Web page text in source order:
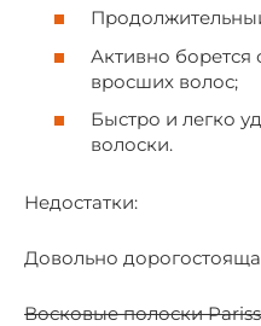
Активно борется
вросших волос;
Быстро и легко
волоски.
Недостатки:
Довольно
Восковые полоски